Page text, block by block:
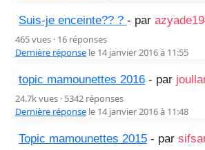
Suis-je enceinte?? ?️ - par
465 vues · 16 réponses
Dernière réponse le 14 janvier 2016 à 11:55
topic mamounettes 2016 - par
24.7k vues · 5342 réponses
Dernière réponse le 14 janvier 2016 à 11:48
Topic mamounettes 2015 - par